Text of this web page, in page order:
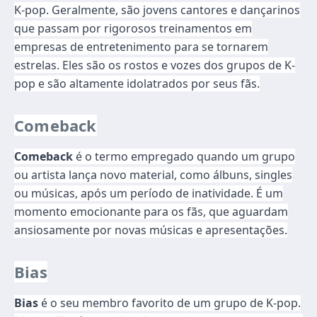
K-pop. Geralmente, são jovens cantores e dançarinos
que passam por rigorosos treinamentos em
empresas de entretenimento para se tornarem
estrelas. Eles são os rostos e vozes dos grupos de K-
pop e são altamente idolatrados por seus fãs.
Comeback
Comeback é o termo empregado quando um grupo
ou artista lança novo material, como álbuns, singles
ou músicas, após um período de inatividade. É um
momento emocionante para os fãs, que aguardam
ansiosamente por novas músicas e apresentações.
Bias
Bias é o seu membro favorito de um grupo de K-pop.